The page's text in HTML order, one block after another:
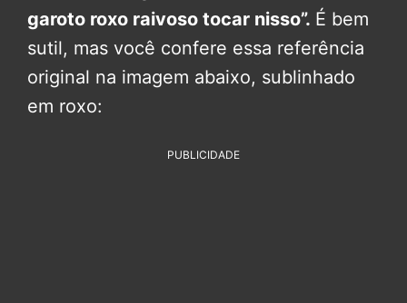
garoto roxo raivoso tocar nisso”. É bem
sutil, mas você confere essa referência
original na imagem abaixo, sublinhado
em roxo:
PUBLICIDADE